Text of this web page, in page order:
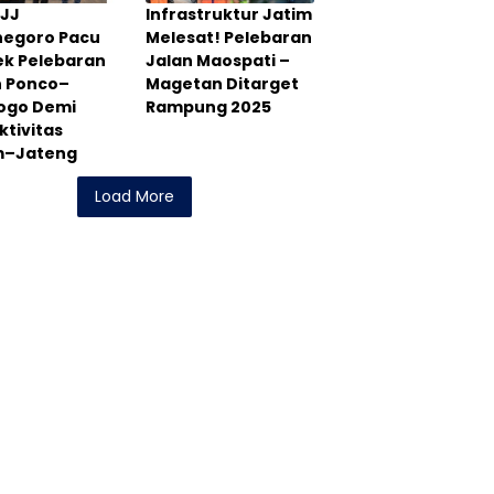
Pacu
Pelebaran
Ponco–
Demi
Infrastruktur Jatim
Melesat! Pelebaran
Jalan Maospati –
Magetan Ditarget
Rampung 2025
Load More